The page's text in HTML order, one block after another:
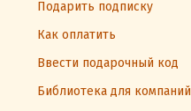
Подарить подписку
Как оплатить
Ввести подарочный код
Библиотека для компаний